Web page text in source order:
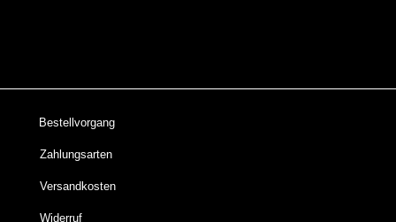
Bestellvorgang
Zahlungsarten
Versandkosten
Widerruf